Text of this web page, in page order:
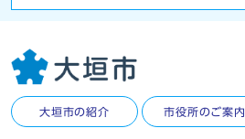
大垣市の紹介 市役所のご案内